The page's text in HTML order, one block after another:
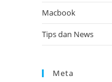
Macbook
Tips dan News
Meta